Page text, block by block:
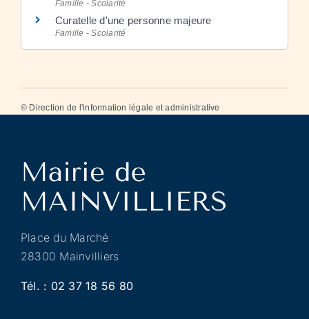
Famille - Scolarité
Curatelle d'une personne majeure
Famille - Scolarité
© Direction de l'information légale et administrative
Place du Marché
28300 Mainvilliers
Tél. : 02 37 18 56 80